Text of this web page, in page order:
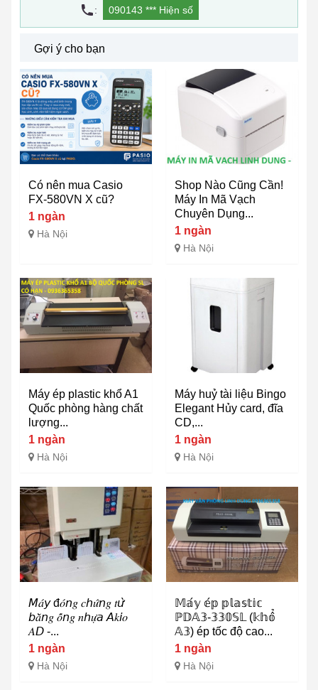
: 090143 *** Hiện số
Gợi ý cho bạn
Có nên mua Casio
FX-580VN X cũ?
1 ngàn
Hà Nội
Shop Nào Cũng Cần!
Máy In Mã Vạch
Chuyên Dụng...
1 ngàn
Hà Nội
Máy ép plastic khổ A1
Quốc phòng hàng chất
lượng...
1 ngàn
Hà Nội
Máy huỷ tài liệu Bingo
Elegant Hủy card, đĩa
CD,...
1 ngàn
Hà Nội
𝘔𝑎́𝘺 đ𝑜́𝘯𝑔 𝑐𝘩𝑢̛́𝘯𝑔 𝑡𝘶̛̀
𝘣𝑎̆̀𝘯𝑔 𝑜̂́𝘯𝑔 𝑛𝘩𝑢̛̣𝘢 𝘈𝑘𝘪𝑜
𝐴𝘋 -...
1 ngàn
Hà Nội
𝕄𝕒́𝕪 𝕖́𝕡 𝕡𝕝𝕒𝕤𝕥𝕚𝕔
ℙ𝔻𝔸𝟛-𝟛𝟛𝟘𝕊𝕃 (𝕜𝕙𝕠̂̉
𝔸𝟛) ép tốc độ cao...
1 ngàn
Hà Nội